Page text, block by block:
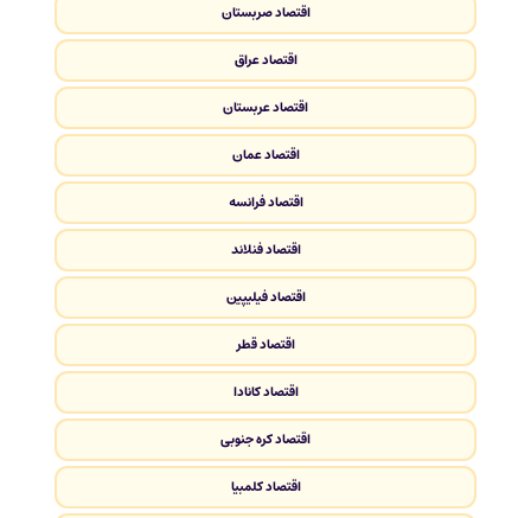
اقتصاد صربستان
اقتصاد عراق
اقتصاد عربستان
اقتصاد عمان
اقتصاد فرانسه
اقتصاد فنلاند
اقتصاد فیلیپین
اقتصاد قطر
اقتصاد کانادا
اقتصاد کره جنوبی
اقتصاد کلمبیا